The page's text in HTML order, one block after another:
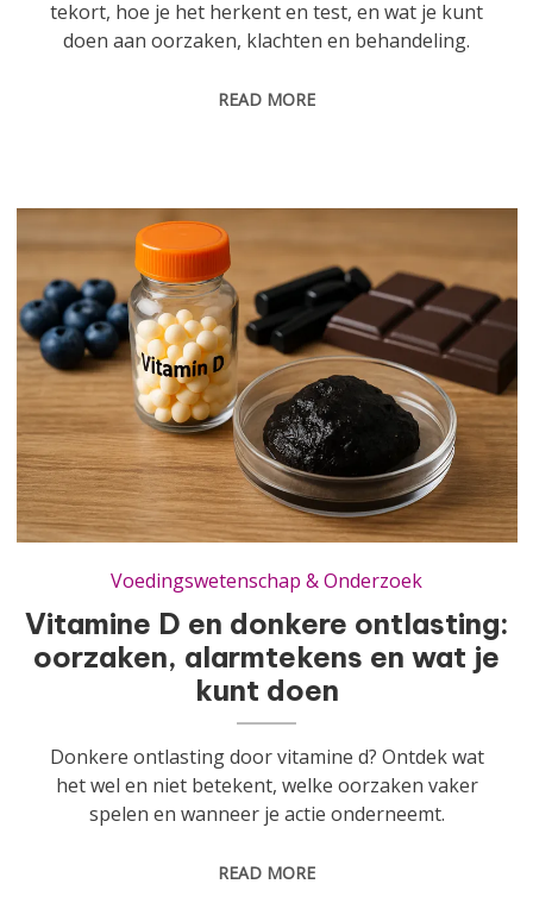
tekort, hoe je het herkent en test, en wat je kunt
doen aan oorzaken, klachten en behandeling.
READ MORE
Vitamine D en donkere ontlasting: oorzaken, alarmtekens en wat je kunt doen
Voedingswetenschap & Onderzoek
Vitamine D en donkere ontlasting:
oorzaken, alarmtekens en wat je
kunt doen
Donkere ontlasting door vitamine d? Ontdek wat
het wel en niet betekent, welke oorzaken vaker
spelen en wanneer je actie onderneemt.
READ MORE